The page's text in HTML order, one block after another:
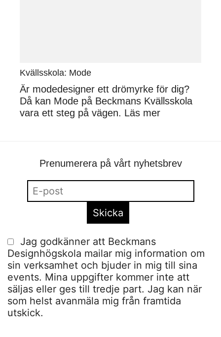
Kvällsskola: Mode
Är modedesigner ett drömyrke för dig?
Då kan Mode på Beckmans Kvällsskola
vara ett steg på vägen. Läs mer
Prenumerera på vårt nyhetsbrev
Jag godkänner att Beckmans
Designhögskola mailar mig information om
sin verksamhet och bjuder in mig till sina
events. Mina uppgifter kommer inte att
säljas eller ges till tredje part. Jag kan när
som helst avanmäla mig från framtida
utskick.